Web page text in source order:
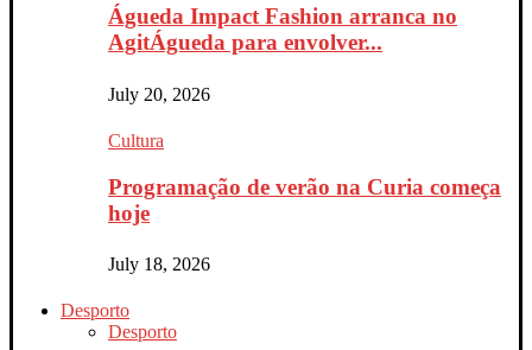
Águeda Impact Fashion arranca no
AgitÁgueda para envolver...
July 20, 2026
Cultura
Programação de verão na Curia começa
hoje
July 18, 2026
Desporto
Desporto